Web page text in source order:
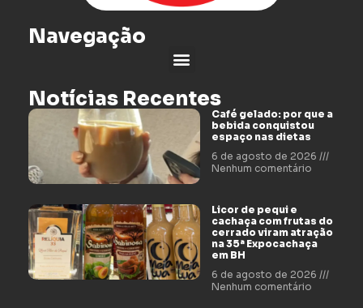
Navegação
Notícias Recentes
Café gelado: por que a
bebida conquistou
espaço nas dietas
6 de agosto de 2026
Nenhum comentário
Licor de pequi e
cachaça com frutas do
cerrado viram atração
na 35ª Expocachaça
em BH
6 de agosto de 2026
Nenhum comentário